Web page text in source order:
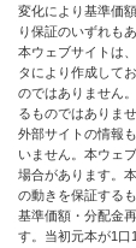
変化により基準価
り保証のいずれも
本ウェブサイトは
タにより作成して
のではありません
るものではありま
外部サイトの情報
いません。本ウェ
場合があります。
の動きを保証する
基準価額・分配金
す。当初元本が1口